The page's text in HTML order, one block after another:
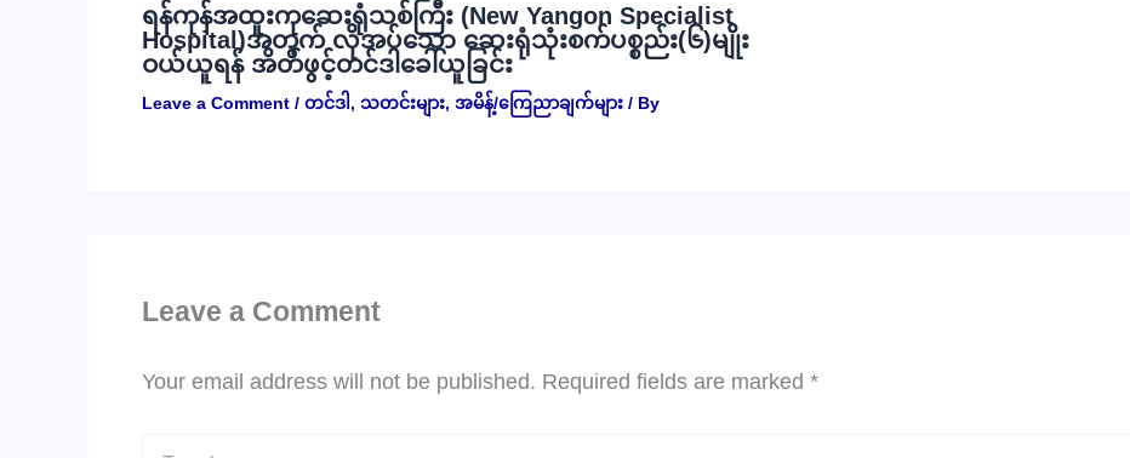
ရန်ကုန်အထူးကုဆေးရုံသစ်ကြီး (New Yangon Specialist
Hospital)အတွက် လိုအပ်သော ဆေးရုံသုံးစက်ပစ္စည်း(၆)မျိုး
ဝယ်ယူရန် အိတ်ဖွင့်တင်ဒါခေါ်ယူခြင်း
Leave a Comment / တင်ဒါ , သတင်းများ, အမိန့်/ကြေညာချက်များ / By
Leave a Comment
Your email address will not be published. Required fields are marked *